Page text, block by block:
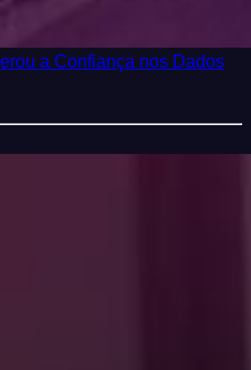
a Confiança nos Dados